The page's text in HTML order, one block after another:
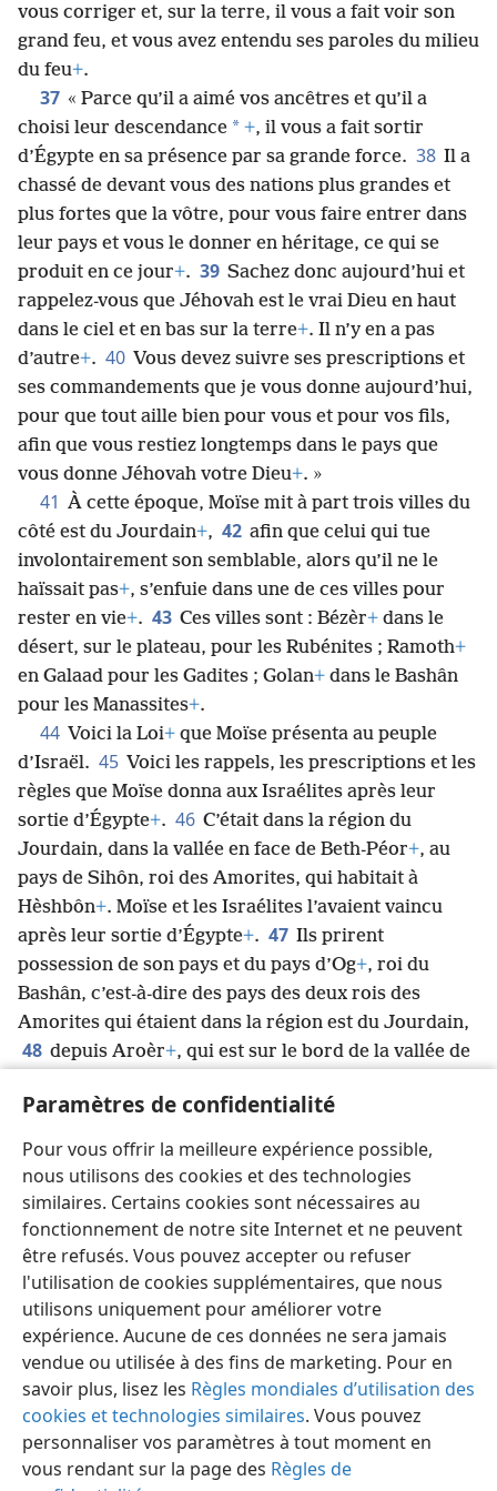
Paramètres de confidentialité
Pour vous offrir la meilleure expérience possible,
nous utilisons des cookies et des technologies
similaires. Certains cookies sont nécessaires au
fonctionnement de notre site Internet et ne peuvent
être refusés. Vous pouvez accepter ou refuser
l'utilisation de cookies supplémentaires, que nous
utilisons uniquement pour améliorer votre
expérience. Aucune de ces données ne sera jamais
vendue ou utilisée à des fins de marketing. Pour en
savoir plus, lisez les Règles mondiales d’utilisation des
cookies et technologies similaires. Vous pouvez
personnaliser vos paramètres à tout moment en
vous rendant sur la page des Règles de
lui+. 36 Du ciel, il vous a fait entendre sa voix pour
vous corriger et, sur la terre, il vous a fait voir son
grand feu, et vous avez entendu ses paroles du milieu
du feu+.
37 « Parce qu’il a aimé vos ancêtres et qu’il a
choisi leur descendance * +, il vous a fait sortir
d’Égypte en sa présence par sa grande force. 38 Il a
chassé de devant vous des nations plus grandes et
plus fortes que la vôtre, pour vous faire entrer dans
leur pays et vous le donner en héritage, ce qui se
produit en ce jour+. 39 Sachez donc aujourd’hui et
rappelez-vous que Jéhovah est le vrai Dieu en haut
dans le ciel et en bas sur la terre+. Il n’y en a pas
d’autre+. 40 Vous devez suivre ses prescriptions et
ses commandements que je vous donne aujourd’hui,
pour que tout aille bien pour vous et pour vos fils,
afin que vous restiez longtemps dans le pays que
vous donne Jéhovah votre Dieu+. »
41 À cette époque, Moïse mit à part trois villes du
côté est du Jourdain+ , 42 afin que celui qui tue
involontairement son semblable, alors qu’il ne le
haïssait pas+, s’enfuie dans une de ces villes pour
rester en vie+. 43 Ces villes sont : Bézèr+ dans le
désert, sur le plateau, pour les Rubénites ; Ramoth+
en Galaad pour les Gadites ; Golan
pour les Manassites+.
44 Voici la Loi+ que Moïse présenta au peuple
d’Israël. 45 Voici les rappels, les prescriptions et les
règles que Moïse donna aux Israélites après leur
sortie d’Égypte +. 46 C’était dans la région du
Jourdain, dans la vallée en face de Beth-Péor +
pays de Sihôn, roi des Amorites, qui habitait à
Hèshbôn+ . Moïse et les Israélites l’avaient vaincu
après leur sortie d’Égypte +. 47 Ils prirent
possession de son pays et du pays d’Og+, roi du
Bashân, c’est-à-dire des pays des deux rois des
Amorites qui étaient dans la région est du Jourdain,
l’Arnon * , jusqu’au mont Siôn, c’est-à-dire
l’Hermon+ , 49 ainsi que toute la Araba dans la
région est du Jourdain, jusqu’à la mer de la Araba
au pied des pentes du Pisga+.
Français Partager Préférences
Copyright © 2026 Watch Tower Bible and Tract Society of Pennsylvania
Conditions d’utilisation
Règles de confidentialité
Paramètres de confidentialité
JW.ORG Se connecter